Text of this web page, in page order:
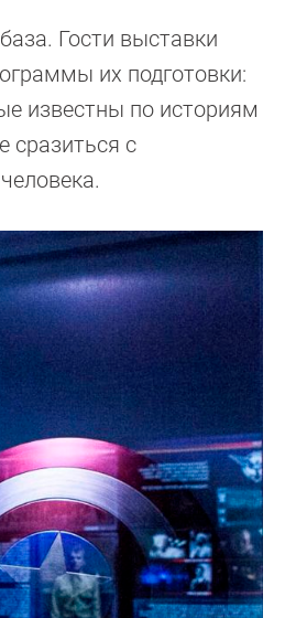
Гости выставки
их подготовки:
известны по историям
сразиться с